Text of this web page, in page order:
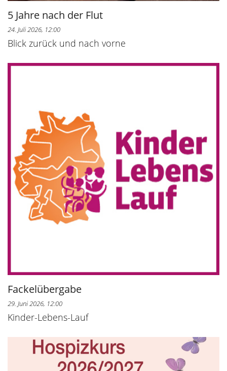
5 Jahre nach der Flut
24. Juli 2026, 12:00
Blick zurück und nach vorne
Fackelübergabe
29. Juni 2026, 12:00
Kinder-Lebens-Lauf